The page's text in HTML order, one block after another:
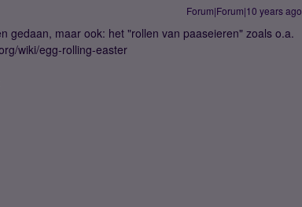
Forum|Forum|10 years ago
gedaan, maar ook: het "rollen van paaseieren" zoals o.a.
wiki/egg-rolling-easter